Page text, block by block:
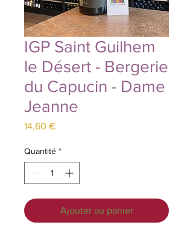
IGP Saint Guilhem
le Désert - Bergerie
du Capucin - Dame
Jeanne
14,60 €Prix
Quantité *
Ajouter au panier